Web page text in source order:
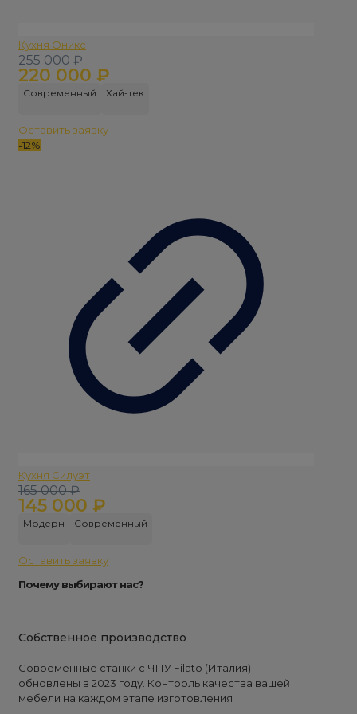
Кухня Оникс
255 000₽
Первоначальная
цена
составляла
220 000 ₽
Текущая
цена:
220
Современный Хай-тек
Оставить заявку
-12%
Кухня Силуэт
165 000₽
Первоначальная
цена
составляла
145 000 ₽
Текущая
цена:
145
Модерн Современный
Оставить заявку
Почему выбирают нас?
Собственное производство
Современные станки с ЧПУ Filato (Италия)
обновлены в 2023 году. Контроль качества вашей
мебели на каждом этапе изготовления